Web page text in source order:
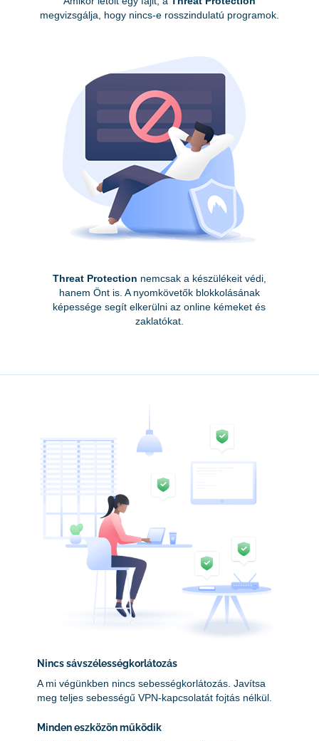
megvizsgálja, hogy nincs-e rosszindulatú programok.
Threat Protection nemcsak a készülékeit védi,
hanem Önt is. A nyomkövetők blokkolásának
képessége segít elkerülni az online kémeket és
zaklatókat.
Nincs sávszélességkorlátozás
A mi végünkben nincs sebességkorlátozás. Javítsa
meg teljes sebességű VPN-kapcsolatát fojtás nélkül.
Minden eszközön működik